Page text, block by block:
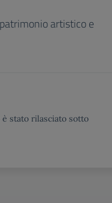
artistico e
stato rilasciato sotto